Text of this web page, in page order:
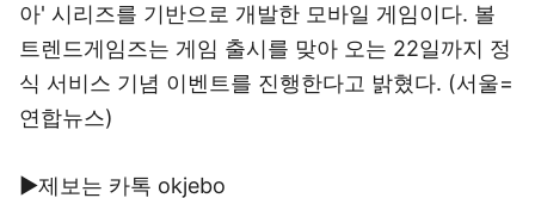
아' 시리즈를 기반으로 개발한 모바일 게임이다. 볼
트렌드게임즈는 게임 출시를 맞아 오는 22일까지 정
식 서비스 기념 이벤트를 진행한다고 밝혔다. (서울=
연합뉴스)
▶제보는 카톡 okjebo